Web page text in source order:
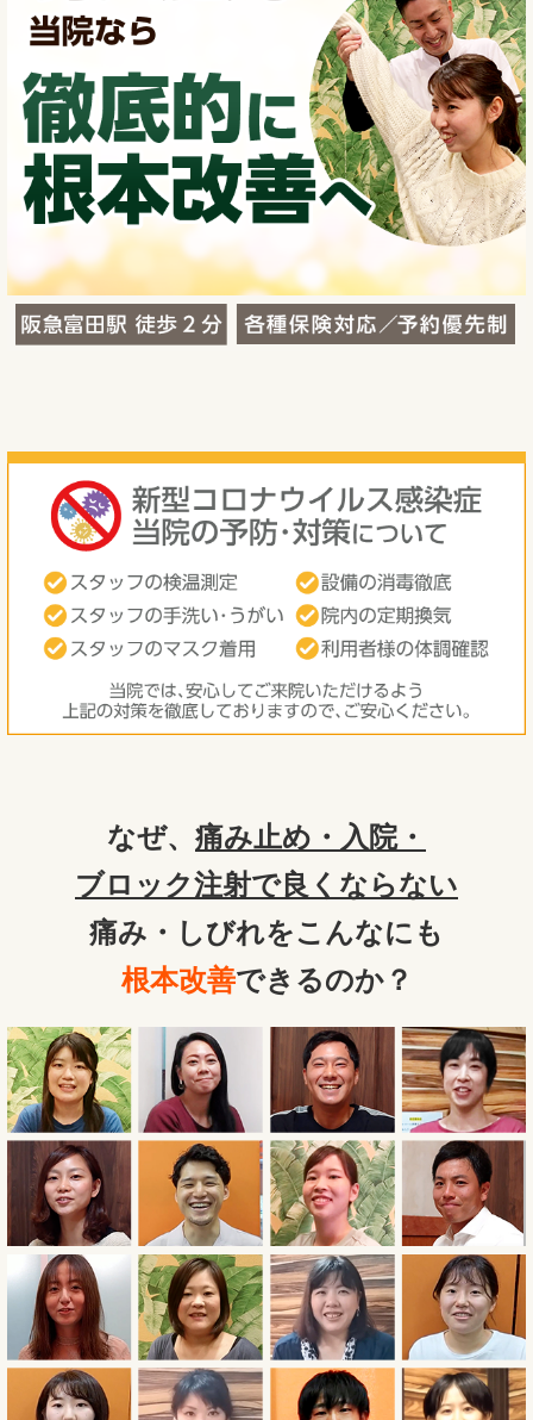
なぜ、 痛み止め・入院・
ブロック注射で良くならない
痛み・しびれをこんなにも
根本改善できるのか？